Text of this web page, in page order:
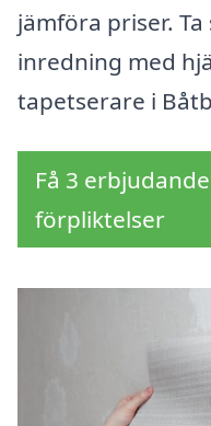
jämföra priser.
inredning med
tapetserare i
Få 3
förpliktelser